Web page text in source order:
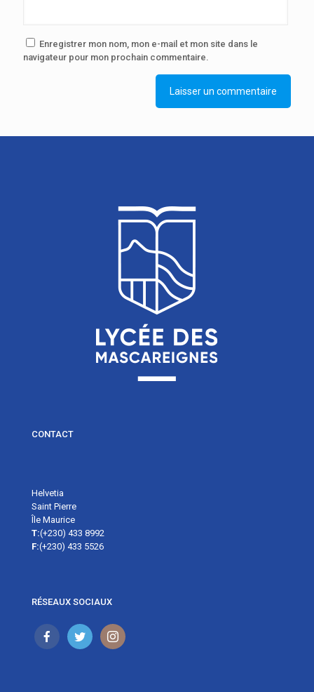
Enregistrer mon nom, mon e-mail et mon site dans le
navigateur pour mon prochain commentaire.
CONTACT
Helvetia
Saint Pierre
Île Maurice
T:(+230) 433 8992
F:(+230) 433 5526
RÉSEAUX SOCIAUX